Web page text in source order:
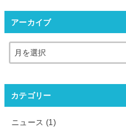
アーカイブ
カテゴリー
ニュース (1)